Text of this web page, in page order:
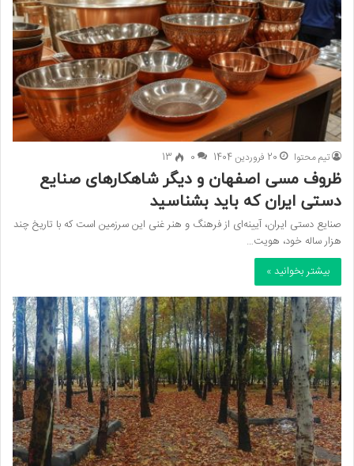
تیم محتوا 20 فروردین 1404 0
13
ظروف مسی اصفهان و دیگر شاهکارهای صنایع
دستی ایران که باید بشناسید
صنایع دستی ایران، آیینه‌ای از فرهنگ و هنر غنی این سرزمین است که با تاریخ چند
هزار ساله خود، هویت…
بیشتر بخوانید »